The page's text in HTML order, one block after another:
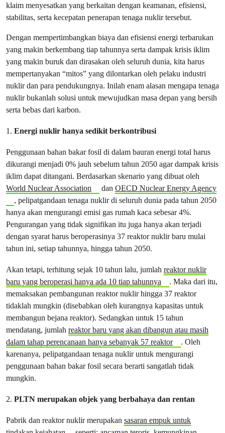
klaim menyesatkan yang berkaitan dengan keamanan, efisiensi,
stabilitas, serta kecepatan penerapan tenaga nuklir tersebut.
Dengan mempertimbangkan biaya dan efisiensi energi terbarukan
yang makin berkembang tiap tahunnya serta dampak krisis iklim
yang makin buruk dan dirasakan oleh seluruh dunia, kita harus
mempertanyakan “mitos” yang dilontarkan oleh pelaku industri
nuklir dan para pendukungnya. Inilah enam alasan mengapa tenaga
nuklir bukanlah solusi untuk mewujudkan masa depan yang bersih
serta bebas dari karbon.
1. Energi nuklir hanya sedikit berkontribusi
Penggunaan bahan bakar fosil di dalam bauran energi total harus
dikurangi menjadi 0% jauh sebelum tahun 2050 agar dampak krisis
iklim dapat ditangani. Berdasarkan skenario yang dibuat oleh
World Nuclear Association
dan OECD Nuclear Energy Agency
, pelipatgandaan tenaga nuklir di seluruh dunia pada tahun 2050
hanya akan mengurangi emisi gas rumah kaca sebesar 4%.
Pengurangan yang tidak signifikan itu juga hanya akan terjadi
dengan syarat harus beroperasinya 37 reaktor nuklir baru mulai
tahun ini, setiap tahunnya, hingga tahun 2050.
Akan tetapi, terhitung sejak 10 tahun lalu, jumlah reaktor nuklir
baru yang beroperasi hanya ada 10 tiap tahunnya
. Maka dari itu,
memaksakan pembangunan reaktor nuklir hingga 37 reaktor
tidaklah mungkin (disebabkan oleh kurangnya kapasitas untuk
membangun bejana reaktor). Sedangkan untuk 15 tahun
mendatang, jumlah reaktor baru yang akan dibangun atau masih
dalam tahap perencanaan hanya sebanyak 57 reaktor
. Oleh
karenanya, pelipatgandaan tenaga nuklir untuk mengurangi
penggunaan bahan bakar fosil secara berarti sangatlah tidak
mungkin.
2. PLTN merupakan objek yang berbahaya dan rentan
Pabrik dan reaktor nuklir merupakan sasaran empuk untuk